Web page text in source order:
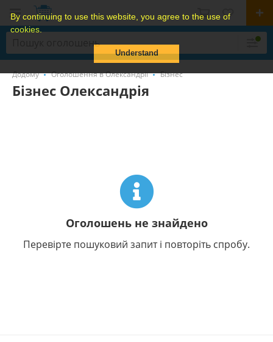
By continuing to use this website, you agree to the use of
cookies.
Understand
Додому Оголошення в Олександрії Бізнес
Бізнес Олександрія
Оголошень не знайдено
Перевірте пошуковий запит і повторіть спробу.